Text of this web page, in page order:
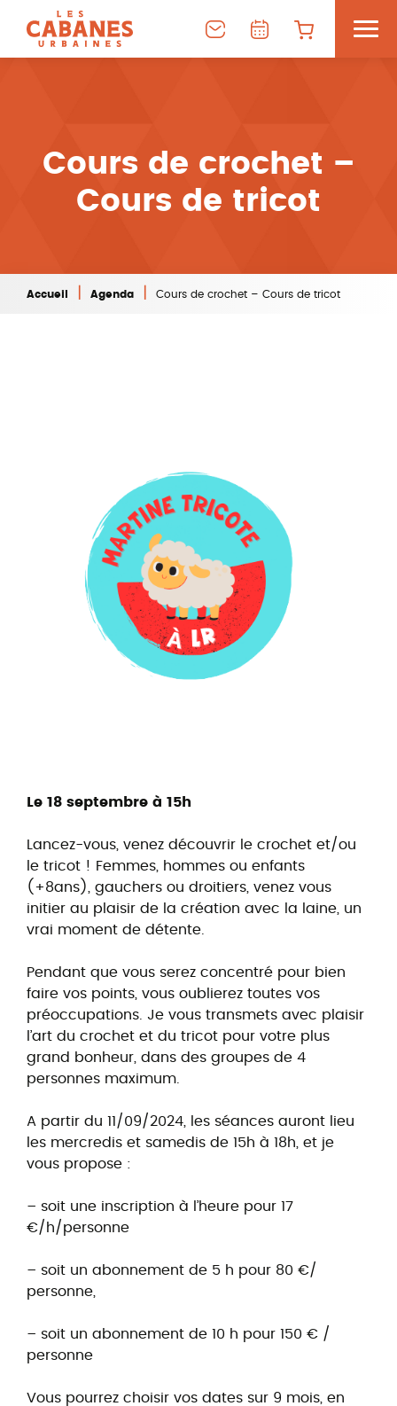
Cours de crochet –
Cours de tricot
Accueil Agenda Cours de crochet – Cours de tricot
Le 18 septembre à 15h
Lancez-vous, venez découvrir le crochet et/ou
le tricot ! Femmes, hommes ou enfants
(+8ans), gauchers ou droitiers, venez vous
initier au plaisir de la création avec la laine, un
vrai moment de détente.
Pendant que vous serez concentré pour bien
faire vos points, vous oublierez toutes vos
préoccupations. Je vous transmets avec plaisir
l’art du crochet et du tricot pour votre plus
grand bonheur, dans des groupes de 4
personnes maximum.
A partir du 11/09/2024, les séances auront lieu
les mercredis et samedis de 15h à 18h, et je
vous propose :
– soit une inscription à l’heure pour 17
€/h/personne
– soit un abonnement de 5 h pour 80 €/
personne,
– soit un abonnement de 10 h pour 150 € /
personne
Vous pourrez choisir vos dates sur 9 mois, en